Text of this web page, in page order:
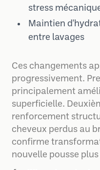
stress
Maintien
entre lavages
Ces changements
progressivement.
principalement
superficielle.
renforcement
cheveux perdus au
confirme
nouvelle pousse plus